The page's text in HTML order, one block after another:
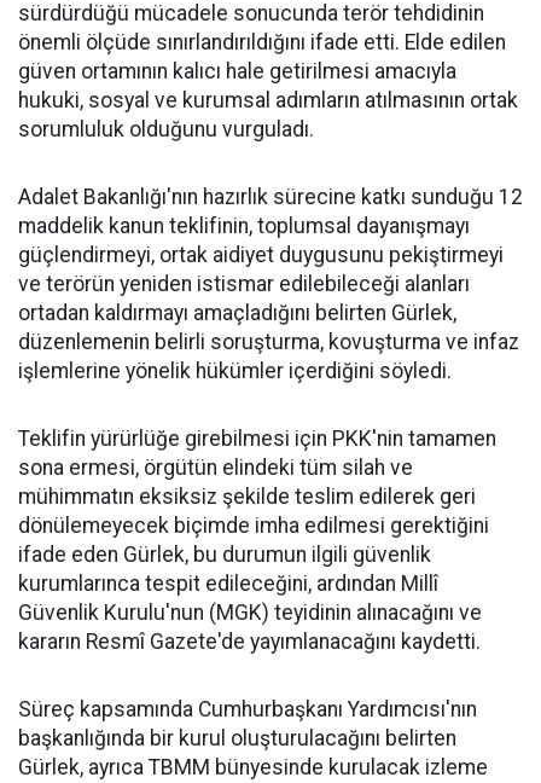
sürdürdüğü mücadele sonucunda terör tehdidinin
önemli ölçüde sınırlandırıldığını ifade etti. Elde edilen
güven ortamının kalıcı hale getirilmesi amacıyla
hukuki, sosyal ve kurumsal adımların atılmasının ortak
sorumluluk olduğunu vurguladı.
Adalet Bakanlığı'nın hazırlık sürecine katkı sunduğu 12
maddelik kanun teklifinin, toplumsal dayanışmayı
güçlendirmeyi, ortak aidiyet duygusunu pekiştirmeyi
ve terörün yeniden istismar edilebileceği alanları
ortadan kaldırmayı amaçladığını belirten Gürlek,
düzenlemenin belirli soruşturma, kovuşturma ve infaz
işlemlerine yönelik hükümler içerdiğini söyledi.
Teklifin yürürlüğe girebilmesi için PKK'nin tamamen
sona ermesi, örgütün elindeki tüm silah ve
mühimmatın eksiksiz şekilde teslim edilerek geri
dönülemeyecek biçimde imha edilmesi gerektiğini
ifade eden Gürlek, bu durumun ilgili güvenlik
kurumlarınca tespit edileceğini, ardından Millî
Güvenlik Kurulu'nun (MGK) teyidinin alınacağını ve
kararın Resmî Gazete'de yayımlanacağını kaydetti.
Süreç kapsamında Cumhurbaşkanı Yardımcısı'nın
başkanlığında bir kurul oluşturulacağını belirten
Gürlek, ayrıca TBMM bünyesinde kurulacak izleme